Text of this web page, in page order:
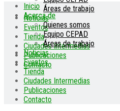
Áreas de trabajo
Noticias
Eventos
Tienda
Ciudades Intermedias
Publicaciones
Contacto
Inicio
Acerca de
Quienes somos
Equipo CEPAD
Áreas de trabajo
Noticias
Eventos
Tienda
Ciudades Intermedias
Publicaciones
Contacto